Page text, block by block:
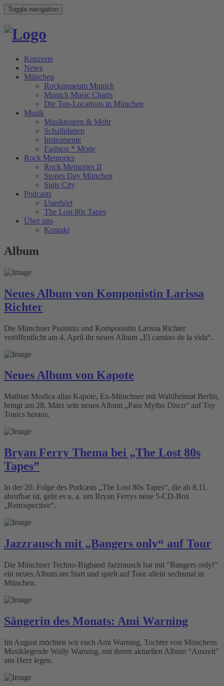
Toggle navigation
Konzerte
News
München
Rockmuseum Munich
Munich Music Charts
Die Top-Locations in München
Musik
Musiktouren & Mehr
Schallplatten
Instrumente
Fashion * Mode
Rock Memories
Rock Memories II
Stones Day München
Sigis City
Podcasts
Unerhört
The Lost 80s Tapes
Über uns
Kontakt
Album
Neues Album von Komponistin Larissa
Richter
Die Münchner Pianistin und Komponistin Larissa Richter
veröffentlicht am 4. April ihr neues Album „El camino de la vida“.
Neues Album von Kapote
Mathias Modica alias Kapote, Ex-Münchner mit Wahlheimat Berlin,
bringt am 28. März sein neues Album „Para Mytho Disco“ auf Toy
Tonics heraus.
Bryan Ferry Thema bei „The Lost 80s
Tapes”
In der 20. Folge des Podcasts „The Lost 80s Tapes“, die ab 8.11.
abrufbar ist, geht es u. a. um Bryan Ferrys neue 5-CD-Box
„Retrospective“.
Jazzrausch mit „Bangers only“ auf Tour
Die Münchner Techno-Bigband Jazzrausch hat mit "Bangers only!"
ein neues Album am Start und spielt auf Tour allein sechsmal in
München.
Sängerin des Monats: Ami Warning
Im August möchten wir euch Ami Warning, Tochter von Münchens
Musiklegende Wally Warning, mit ihrem aktuellen Album “Auszeit”
ans Herz legen.